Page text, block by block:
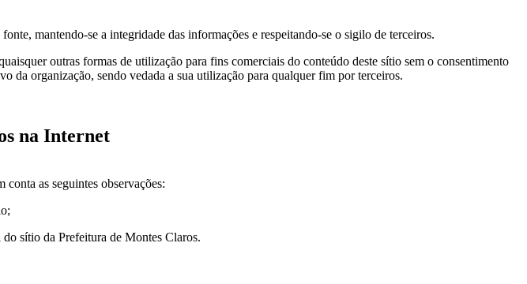
mantendo-se a integridade das informações e respeitando-se o sigilo de terceiros.
outras formas de utilização para fins comerciais do conteúdo deste sítio sem o consentimento
organização, sendo vedada a sua utilização para qualquer fim por terceiros.
na Internet
as seguintes observações:
sítio da Prefeitura de Montes Claros.